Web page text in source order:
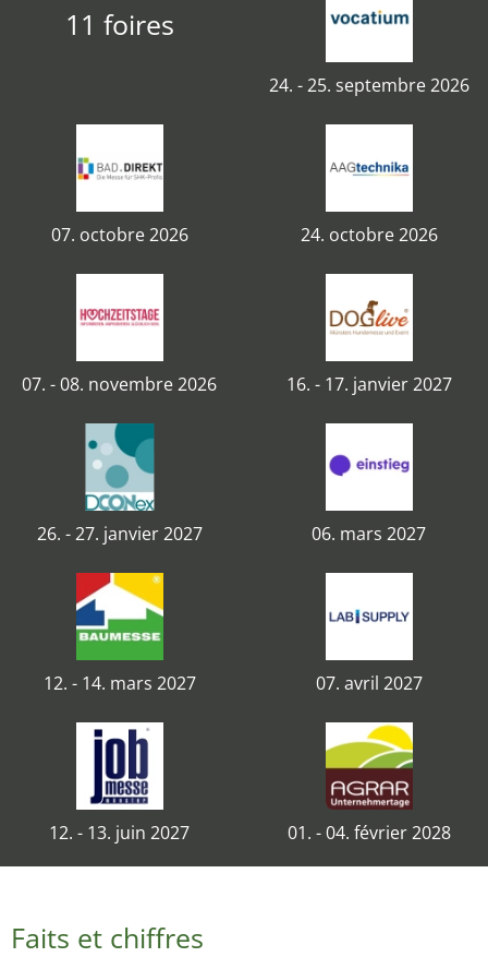
11 foires
24. - 25. septembre 2026
07. octobre 2026 24. octobre 2026
07. - 08. novembre 2026 16. - 17. janvier 2027
26. - 27. janvier 2027 06. mars 2027
12. - 14. mars 2027 07. avril 2027
12. - 13. juin 2027 01. - 04. février 2028
Faits et chiffres